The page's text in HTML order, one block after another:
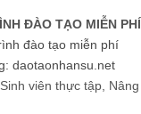
ĐÀO TẠO MIỄN PHÍ
đào tạo miễn phí
daotaonhansu.net
viên thực tập, Nâng